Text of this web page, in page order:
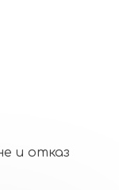
и отказ